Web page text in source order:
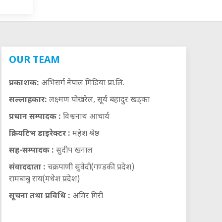
OUR TEAM
प्रकाशक: अभिसर्ग नेपाल मिडिया प्रा.लि.
सल्लाहकार: लक्ष्मण पोखरेल, सूर्य बहादुर खड्का
प्रधान सम्पादक : विश्वनाथ आचार्य
क्रियटिभ डाइरेक्टर : महेश श्रेष्ठ
सह-सम्पादक : सुदीप खनाल
संवाददाता : चक्रपाणी सुवेदी(गण्डकी प्रदेश)
रामबाबु राय(मधेश प्रदेश)
सूचना तथा प्रविधि : अमिर गिरी